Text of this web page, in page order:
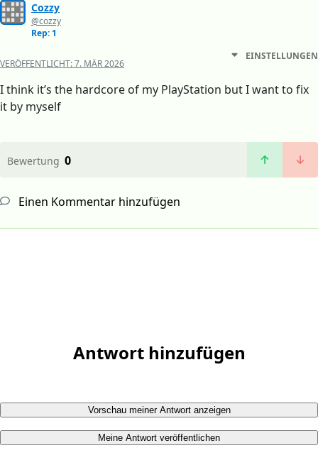
Cozzy
@cozzy
Rep: 1
VERÖFFENTLICHT:7. MÄR 2026
EINSTELLUNGEN
I think it’s the hardcore of my PlayStation but I want to fix
it by myself
Bewertung 0
Einen Kommentar hinzufügen
Antwort hinzufügen
Vorschau meiner Antwort anzeigen
Meine Antwort veröffentlichen